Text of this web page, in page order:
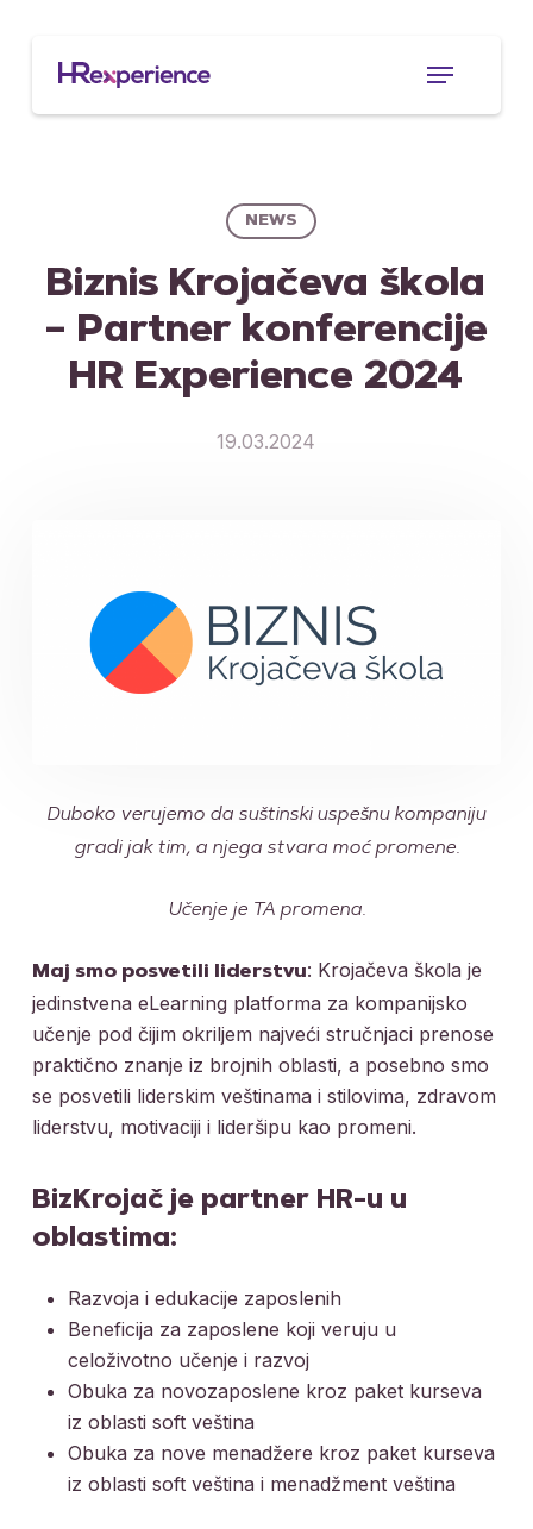
content
Menu
NEWS
Biznis Krojačeva škola
– Partner konferencije
HR Experience 2024
19.03.2024
Duboko verujemo da suštinski uspešnu kompaniju
gradi jak tim, a njega stvara moć promene.
Učenje je TA promena.
Maj smo posvetili liderstvu: Krojačeva škola je
jedinstvena eLearning platforma za kompanijsko
učenje pod čijim okriljem najveći stručnjaci prenose
praktično znanje iz brojnih oblasti, a posebno smo
se posvetili liderskim veštinama i stilovima, zdravom
liderstvu, motivaciji i lideršipu kao promeni.
BizKrojač je partner HR-u u
oblastima:
Razvoja i edukacije zaposlenih
Beneficija za zaposlene koji veruju u
celoživotno učenje i razvoj
Obuka za novozaposlene kroz paket kurseva
iz oblasti soft veština
Obuka za nove menadžere kroz paket kurseva
iz oblasti soft veština i menadžment veština